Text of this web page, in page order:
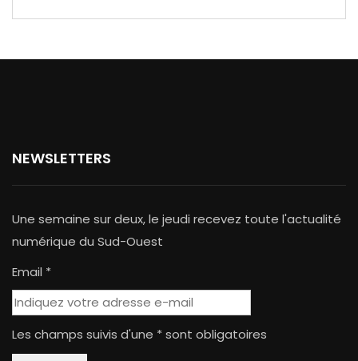
NEWSLETTERS
Une semaine sur deux, le jeudi recevez toute l'actualité
numérique du Sud-Ouest
Email *
Les champs suivis d'une * sont obligatoires